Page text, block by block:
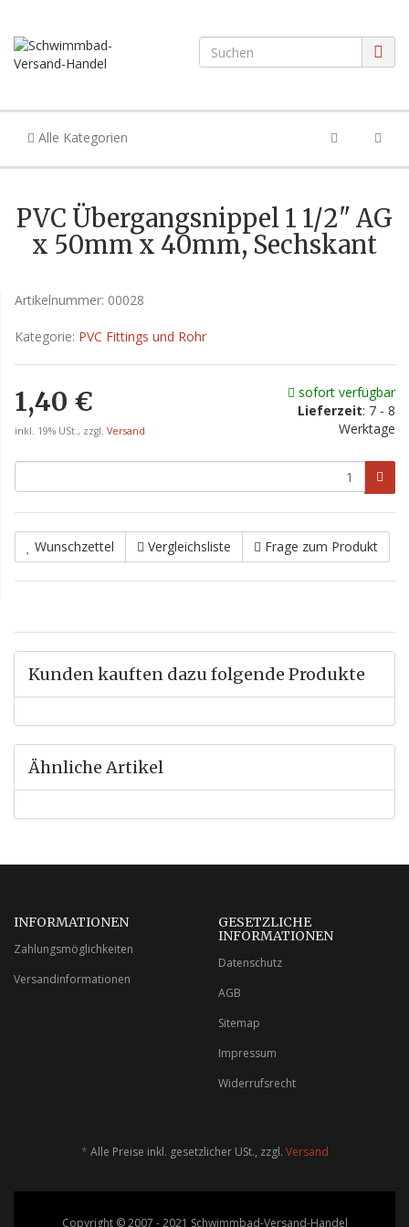
Alle Kategorien
PVC Übergangsnippel 1 1/2" AG
x 50mm x 40mm, Sechskant
Artikelnummer: 00028
Kategorie: PVC Fittings und Rohr
1,40 €
inkl. 19% USt., zzgl. Versand
sofort verfügbar
Lieferzeit: 7 - 8
Werktage
Wunschzettel Vergleichsliste Frage zum Produkt
Kunden kauften dazu folgende Produkte
Ähnliche Artikel
INFORMATIONEN
Zahlungsmöglichkeiten
Versandinformationen
GESETZLICHE
INFORMATIONEN
Datenschutz
AGB
Sitemap
Impressum
Widerrufsrecht
* Alle Preise inkl. gesetzlicher USt., zzgl. Versand
Copyright © 2007 - 2021 Schwimmbad-Versand-Handel